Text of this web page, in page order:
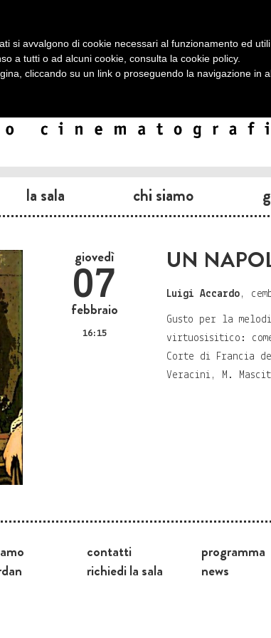
la sala chi siamo
giovedì
07
febbraio
16:15
UN
Luigi Accardo,
Gusto per la
virtuosisitico:
Corte di Francia
Veracini, M.
contatti
richiedi la sala
programma
news
si avvalgono di cookie necessari al funzionamento ed
a tutti o ad alcuni cookie, consulta la cookie policy.
cliccando su un link o proseguendo la navigazione in